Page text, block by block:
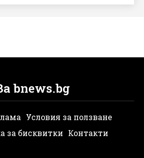
bnews.bg
Условия за ползване
за бисквитки Контакти